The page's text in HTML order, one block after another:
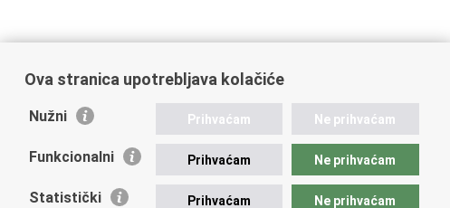
Ova stranica upotrebljava kolačiće
Nužni Prihvaćam Ne prihvaćam
Funkcionalni Prihvaćam Ne prihvaćam
Statistički Prihvaćam Ne prihvaćam